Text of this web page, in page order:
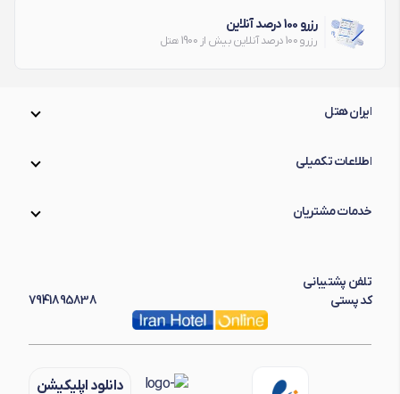
هتل های 1 ستاره قشم رزرو 100 درصد آنلاین
رزرو 100 درصد آنلاین بیش از 1900 هتل
ایران هتل
اطلاعات تکمیلی
خدمات مشتریان
تلفن پشتیبانی
کد پستی
7941895838
دانلود اپلیکیشن